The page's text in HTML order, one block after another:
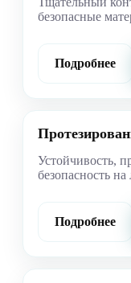
безопасные
Подробнее
Устойчивость,
безопасность на
Подробнее